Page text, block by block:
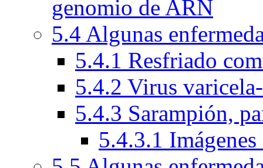
genomio de ARN
5.4 Algunas
5.4.1 Resfriado
5.4.2 Virus
5.4.3 Sarampión,
5.4.3.1